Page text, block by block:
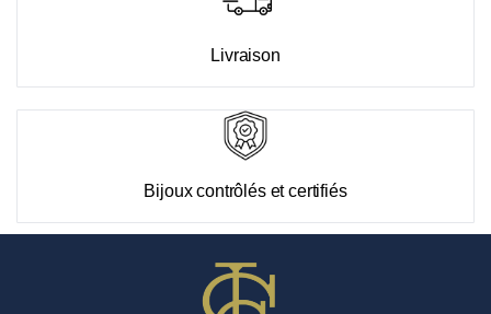
Livraison
Bijoux contrôlés et certifiés